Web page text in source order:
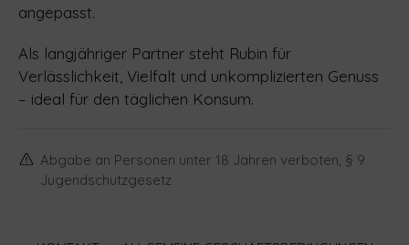
angepasst.
Als langjähriger Partner steht Rubin für
Verlässlichkeit, Vielfalt und unkomplizierten Genuss
– ideal für den täglichen Konsum.
Abgabe an Personen unter 18 Jahren verboten, § 9
Jugendschutzgesetz